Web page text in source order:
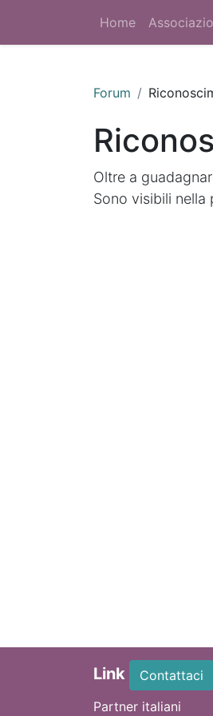
Home
Forum
Oltre a
Sono visibili nella
Link
Contattaci
Partner italiani